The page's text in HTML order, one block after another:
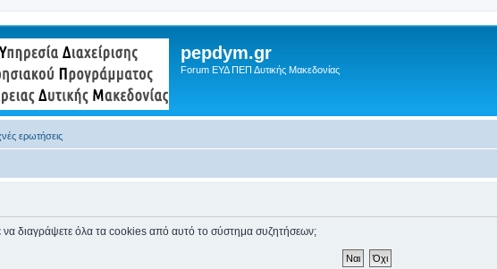
pepdym.gr
Forum ΕΥΔ ΠΕΠ Δυτικής Μακεδονίας
ερωτήσεις
να διαγράψετε όλα τα cookies από αυτό το σύστημα συζητήσεων;